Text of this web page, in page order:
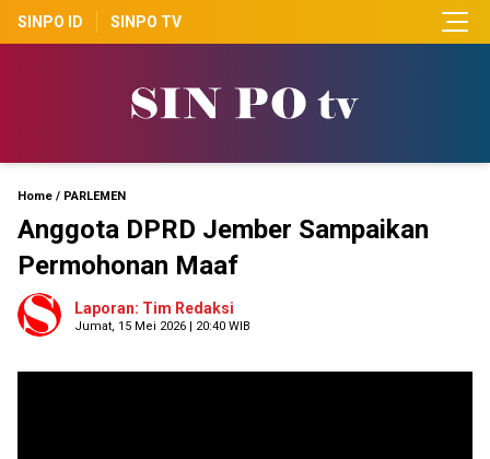
SINPO ID SINPO TV
Home / PARLEMEN
Anggota DPRD Jember Sampaikan
Permohonan Maaf
Laporan: Tim Redaksi
Jumat, 15 Mei 2026 | 20:40 WIB